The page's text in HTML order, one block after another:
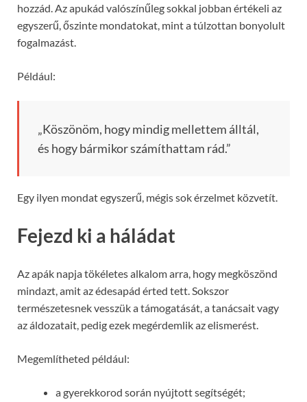
hozzád. Az apukád valószínűleg sokkal jobban értékeli az
egyszerű, őszinte mondatokat, mint a túlzottan bonyolult
fogalmazást.
Például:
„Köszönöm, hogy mindig mellettem álltál,
és hogy bármikor számíthattam rád.”
Egy ilyen mondat egyszerű, mégis sok érzelmet közvetít.
Fejezd ki a háládat
Az apák napja tökéletes alkalom arra, hogy megköszönd
mindazt, amit az édesapád érted tett. Sokszor
természetesnek vesszük a támogatását, a tanácsait vagy
az áldozatait, pedig ezek megérdemlik az elismerést.
Megemlítheted például:
a gyerekkorod során nyújtott segítségét;